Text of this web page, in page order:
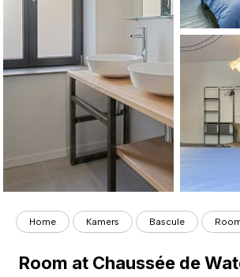
Home Kamers Bascule
Room at Chaussée de